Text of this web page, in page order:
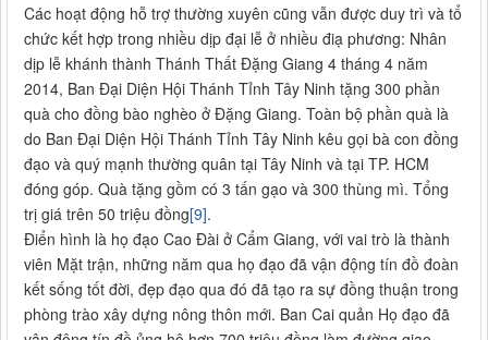
Các hoạt động hỗ trợ thường xuyên cũng vẫn được duy trì và tổ
chức kết hợp trong nhiều dịp đại lễ ở nhiều điạ phương: Nhân
dịp lễ khánh thành Thánh Thất Đặng Giang 4 tháng 4 năm
2014, Ban Đại Diện Hội Thánh Tỉnh Tây Ninh tặng 300 phần
quà cho đồng bào nghèo ở Đặng Giang. Toàn bộ phần quà là
do Ban Đại Diện Hội Thánh Tỉnh Tây Ninh kêu gọi bà con đồng
đạo và quý mạnh thường quân tại Tây Ninh và tại TP. HCM
đóng góp. Quà tặng gồm có 3 tấn gạo và 300 thùng mì. Tổng
trị giá trên 50 triệu đồng[9].
Điển hình là họ đạo Cao Đài ở Cẩm Giang, với vai trò là thành
viên Mặt trận, những năm qua họ đạo đã vận động tín đồ đoàn
kết sống tốt đời, đẹp đạo qua đó đã tạo ra sự đồng thuận trong
phòng trào xây dựng nông thôn mới. Ban Cai quản Họ đạo đã